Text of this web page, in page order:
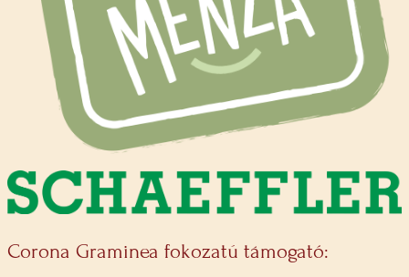
Corona Graminea fokozatú támogató: